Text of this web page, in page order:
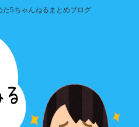
た5ちゃんねるまとめブログ